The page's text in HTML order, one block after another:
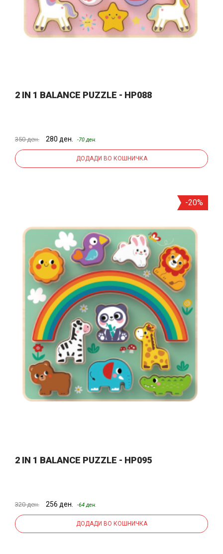
2 IN 1 BALANCE PUZZLE - HP088
350 ден. 280 ден. -70 ден.
ДОДАДИ ВО КОШНИЧКА
-20%
2 IN 1 BALANCE PUZZLE - HP095
320 ден. 256 ден. -64 ден.
ДОДАДИ ВО КОШНИЧКА